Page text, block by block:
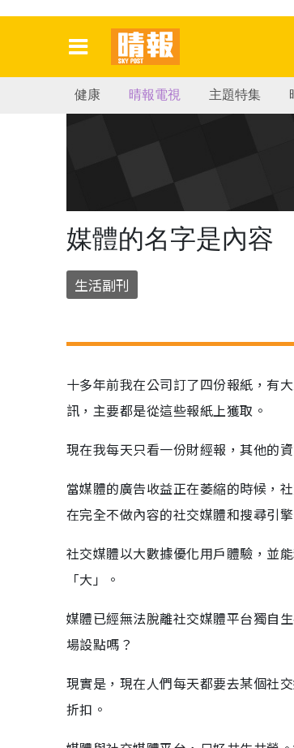
健康 晴報電視 主題特集
媒體的名字是內容
生活副刊
十多年前我在公司訂了四份報紙，有
訊，主要都是從這些報紙上獲取。
現在我每天只看一份財經報，其他的
當媒體的廣告收益正在萎縮的時候，
在完全不做內容的社交媒體和搜尋引擎
社交媒體以大數據優化用戶體驗，並
「大」。
媒體已經無法脫離社交媒體平台獨自
場設點嗎？
現實是，現在人們每天都要去某個社
折扣。